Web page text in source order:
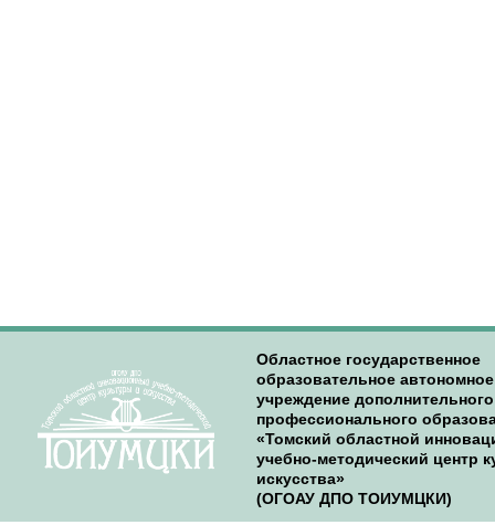
Областное государственное
образовательное автономное
учреждение дополнительного
профессионального
«Томский областной
учебно-методический центр
искусства»
(ОГОАУ ДПО ТОИУМЦКИ)